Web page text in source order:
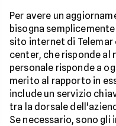
Per avere un
bisogna
sito internet di Telemar
center, che risponde al
personale risponde a
merito al rapporto in
include un servizio
tra la dorsale
Se necessario, sono